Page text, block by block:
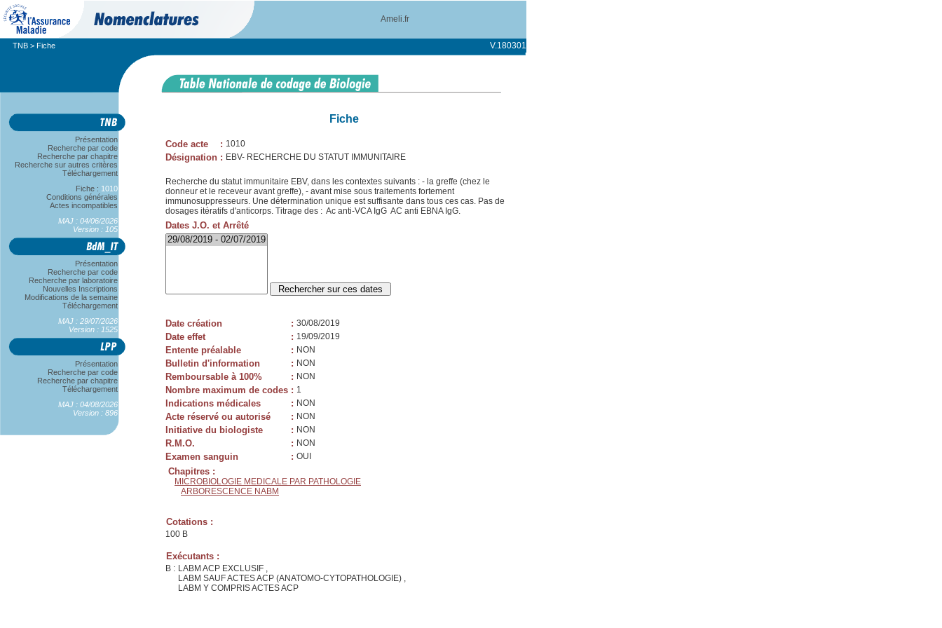
Ameli.fr
TNB > Fiche V.180301
Présentation
Recherche par code
Recherche par chapitre
Recherche sur autres critères
Téléchargement
Fiche : 1010
Conditions générales
Actes incompatibles
MAJ : 04/06/2026
Version : 105
Présentation
Recherche par code
Recherche par laboratoire
Nouvelles Inscriptions
Modifications de la semaine
Téléchargement
MAJ : 29/07/2026
Version : 1525
Présentation
Recherche par code
Recherche par chapitre
Téléchargement
MAJ : 04/08/2026
Version : 896
Fiche
Code acte : 1010
Désignation : EBV- RECHERCHE DU STATUT IMMUNITAIRE
Recherche du statut immunitaire EBV, dans les contextes suivants : - la greffe (chez le
donneur et le receveur avant greffe), - avant mise sous traitements fortement
immunosuppresseurs. Une détermination unique est suffisante dans tous ces cas. Pas de
dosages itératifs d'anticorps. Titrage des : ­ Ac anti-VCA IgG ­ AC anti EBNA IgG.
Dates J.O. et Arrêté
Date création : 30/08/2019
Date effet : 19/09/2019
Entente préalable : NON
Bulletin d'information : NON
Remboursable à 100% : NON
Nombre maximum de codes : 1
Indications médicales : NON
Acte réservé ou autorisé : NON
Initiative du biologiste : NON
R.M.O. : NON
Examen sanguin : OUI
Chapitres :
MICROBIOLOGIE MEDICALE PAR PATHOLOGIE
ARBORESCENCE NABM
Cotations :
100 B
Exécutants :
B : LABM ACP EXCLUSIF ,
LABM SAUF ACTES ACP (ANATOMO-CYTOPATHOLOGIE) ,
LABM Y COMPRIS ACTES ACP